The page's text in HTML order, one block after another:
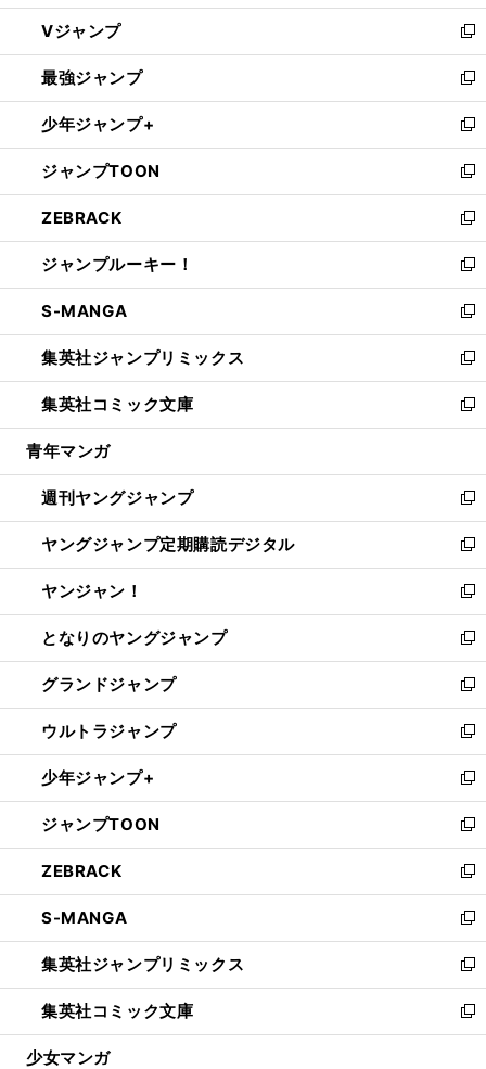
ウ
ィ
ン
ド
ウ
で
開
く
し
い
ウ
ィ
ン
ド
ウ
で
開
く
Vジャンプ
新
し
い
ウ
ィ
ン
ド
ウ
で
開
く
最強ジャンプ
新
し
い
ウ
ィ
ン
ド
ウ
で
開
く
少年ジャンプ+
新
し
い
ウ
ィ
ン
ド
ウ
で
開
く
ジャンプTOON
新
し
い
ウ
ィ
ン
ド
ウ
で
開
く
ZEBRACK
新
し
い
ウ
ィ
ン
ド
ウ
で
開
ジャンプルーキー！
新
し
い
ウ
ィ
ン
ド
ウ
開
く
S-MANGA
新
し
い
ウ
ィ
ン
ウ
で
開
く
集英社ジャンプリミックス
新
し
い
ウ
ン
ド
ウ
で
開
く
集英社コミック文庫
新
し
ウ
ィ
ン
ド
ウ
で
開
く
青年マンガ
週刊ヤングジャンプ
新
し
い
ウ
ィ
ン
ド
ウ
で
開
く
ヤングジャンプ定期購読デジタル
新
し
い
ウ
ィ
ン
ド
ウ
で
開
く
ヤンジャン！
新
し
い
ウ
ィ
ン
ド
ウ
で
開
く
となりのヤングジャンプ
新
し
い
ウ
ィ
ン
ド
ウ
で
開
く
グランドジャンプ
新
し
い
ウ
ィ
ン
ド
ウ
で
開
く
ウルトラジャンプ
新
し
い
ウ
ィ
ン
ド
ウ
で
開
く
少年ジャンプ+
新
し
い
ウ
ィ
ン
ド
ウ
で
開
く
ジャンプTOON
新
し
い
ウ
ィ
ン
ド
ウ
で
開
ZEBRACK
新
し
い
ウ
ィ
ン
ド
ウ
S-MANGA
新
し
い
ウ
ィ
ン
集英社ジャンプリミックス
新
し
い
ウ
集英社コミック文庫
新
し
少女マンガ